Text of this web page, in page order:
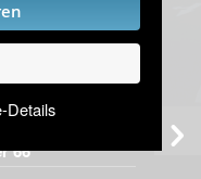
Details
2024 mit
66